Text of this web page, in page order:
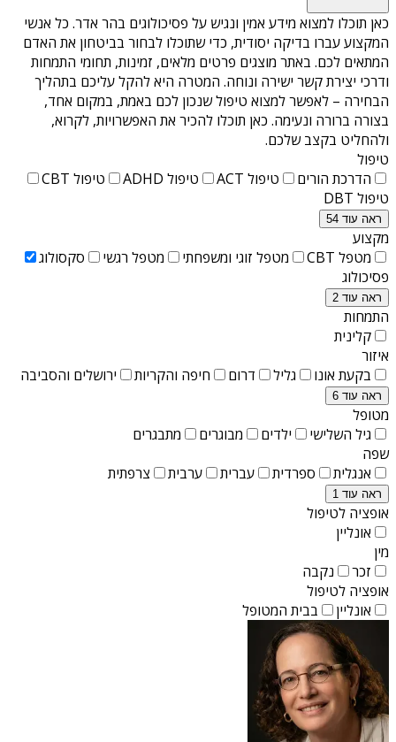
כאן תוכלו למצוא מידע אמין ונגיש על פסיכולוגים בהר אדר. כל אנשי
המקצוע עברו בדיקה יסודית, כדי שתוכלו לבחור בביטחון את האדם
המתאים לכם. באתר מוצגים פרטים מלאים, זמינות, תחומי התמחות
ודרכי יצירת קשר ישירה ונוחה. המטרה היא להקל עליכם בתהליך
הבחירה – לאפשר למצוא טיפול שנכון לכם באמת, במקום אחד,
בצורה ברורה ונעימה. כאן תוכלו להכיר את האפשרויות, לקרוא,
ולהחליט בקצב שלכם.
טיפול
הדרכת הורים
טיפול ACT טיפול ADHD
טיפול CBT
טיפול DBT
ראה עוד 54
מקצוע
מטפל CBT
מטפל זוגי ומשפחתי מטפל רגשי
סקסולוג
פסיכולוג
ראה עוד 2
התמחות
קלינית
איזור
בקעת אונו
גליל דרום חיפה והקריות ירושלים והסביבה
ראה עוד 6
מטופל
גיל השלישי
ילדים מבוגרים
מתבגרים
שפה
אנגלית
ספרדית עברית ערבית צרפתית
ראה עוד 1
אופציה לטיפול
אונליין
מין
זכר
נקבה
אופציה לטיפול
אונליין
בבית המטופל